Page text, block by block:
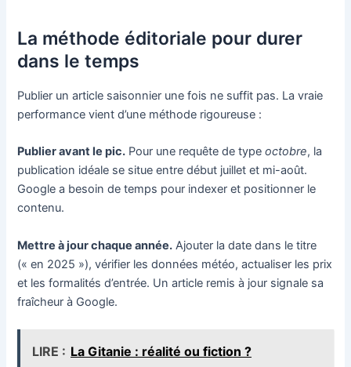
La méthode éditoriale pour durer
dans le temps
Publier un article saisonnier une fois ne suffit pas. La vraie
performance vient d’une méthode rigoureuse :
Publier avant le pic. Pour une requête de typeoctobre, la
publication idéale se situe entre début juillet et mi-août.
Google a besoin de temps pour indexer et positionner le
contenu.
Mettre à jour chaque année. Ajouter la date dans le titre
(« en 2025 »), vérifier les données météo, actualiser les prix
et les formalités d’entrée. Un article remis à jour signale sa
fraîcheur à Google.
LIRE : La Gitanie : réalité ou fiction ?